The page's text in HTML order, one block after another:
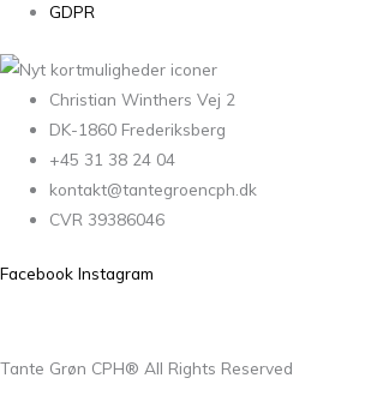
GDPR
Christian Winthers Vej 2
DK-1860 Frederiksberg
+45 31 38 24 04
kontakt@tantegroencph.dk
CVR 39386046
Facebook Instagram
Tante Grøn CPH® All Rights Reserved